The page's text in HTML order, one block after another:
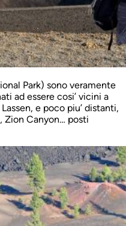
Park) sono veramente
ad essere cosi’ vicini a
e poco piu’ distanti,
Zion Canyon… posti